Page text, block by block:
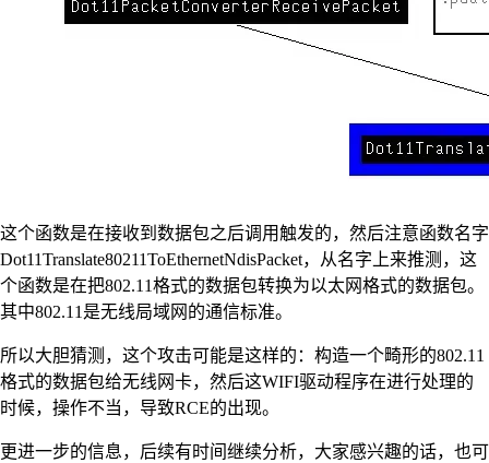
这个函数是在接收到数据包之后调用触发的，然后注意函数名字
Dot11Translate80211ToEthernetNdisPacket，从名字上来推测，这
个函数是在把802.11格式的数据包转换为以太网格式的数据包。
其中802.11是无线局域网的通信标准。
所以大胆猜测，这个攻击可能是这样的：构造一个畸形的802.11
格式的数据包给无线网卡，然后这WIFI驱动程序在进行处理的
时候，操作不当，导致RCE的出现。
更进一步的信息，后续有时间继续分析，大家感兴趣的话，也可